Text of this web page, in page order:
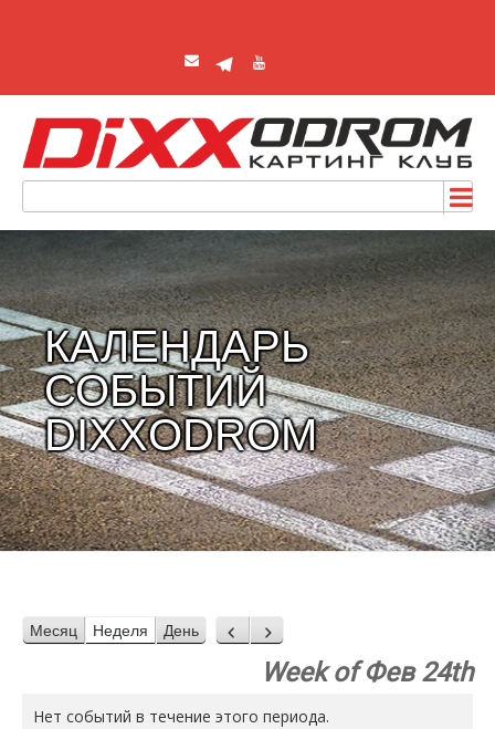
КАЛЕНДАРЬ
СОБЫТИЙ
DIXXODROM
Месяц Неделя День Назад
Вперед
Week of Фев 24th
Нет событий в течение этого периода.